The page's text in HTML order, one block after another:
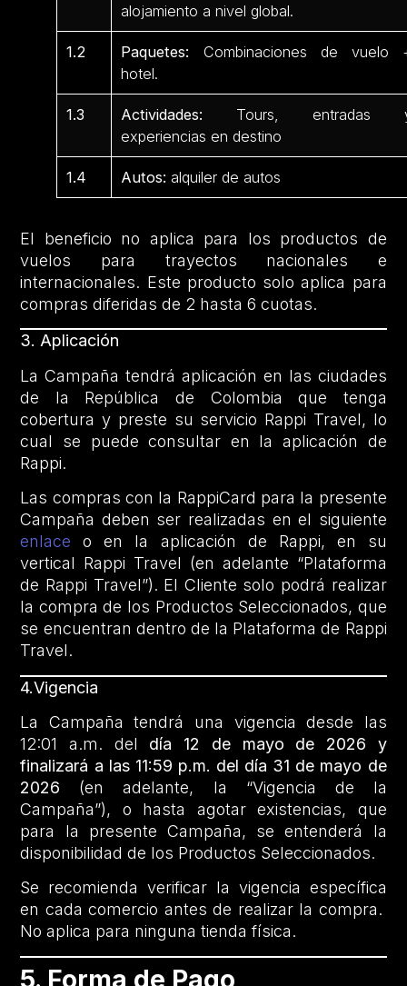
alojamiento a nivel global.
1.2 Paquetes: Combinaciones de vuelo
hotel.
1.3 Actividades: Tours, entradas
experiencias en destino
1.4 Autos: alquiler de autos
El beneficio no aplica para los productos de
vuelos para trayectos nacionales e
internacionales. Este producto solo aplica para
compras diferidas de 2 hasta 6 cuotas.
3. Aplicación
La Campaña tendrá aplicación en las ciudades
de la República de Colombia que tenga
cobertura y preste su servicio Rappi Travel, lo
cual se puede consultar en la aplicación de
Rappi.
Las compras con la RappiCard para la presente
Campaña deben ser realizadas en el siguiente
enlace o en la aplicación de Rappi, en su
vertical Rappi Travel (en adelante “Plataforma
de Rappi Travel”). El Cliente solo podrá realizar
la compra de los Productos Seleccionados, que
se encuentran dentro de la Plataforma de Rappi
Travel.
4.Vigencia
La Campaña tendrá una vigencia desde las
12:01 a.m. del día 12 de mayo de 2026 y
finalizará a las 11:59 p.m. del día 31 de mayo de
2026 (en adelante, la “Vigencia de la
Campaña”), o hasta agotar existencias, que
para la presente Campaña, se entenderá la
disponibilidad de los Productos Seleccionados.
Se recomienda verificar la vigencia específica
en cada comercio antes de realizar la compra.
No aplica para ninguna tienda física.
5. Forma de Pago